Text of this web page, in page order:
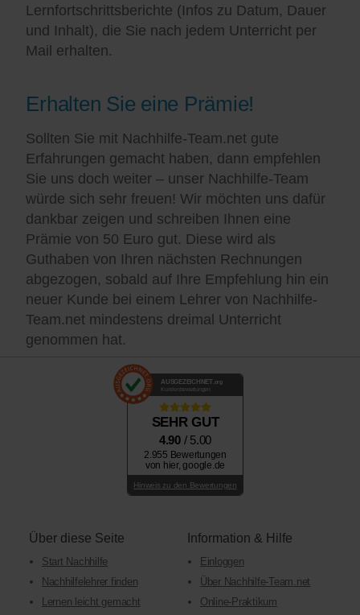
Lernfortschrittsberichte (Infos zu Datum, Dauer
und Inhalt), die Sie nach jedem Unterricht per
Mail erhalten.
Erhalten Sie eine Prämie!
Sollten Sie mit Nachhilfe-Team.net gute
Erfahrungen gemacht haben, dann empfehlen
Sie uns doch weiter – unser Nachhilfe-Team
würde sich sehr freuen! Wir möchten uns dafür
dankbar zeigen und schreiben Ihnen eine
Prämie von 50 Euro gut. Diese wird als
Guthaben von Ihren nächsten Rechnungen
abgezogen, sobald auf Ihre Empfehlung hin ein
neuer Kunde bei einem Lehrer von Nachhilfe-
Team.net mindestens dreimal Unterricht
genommen hat.
AUSGEZEICHNET .org
Kundenbewertungen
SEHR GUT
4.90 / 5.00
2.955 Bewertungen
von hier, google.de
Hinweis zu den Bewertungen
Über diese Seite
Start Nachhilfe
Nachhilfelehrer finden
Lernen leicht gemacht
Information & Hilfe
Einloggen
Über Nachhilfe-Team.net
Online-Praktikum